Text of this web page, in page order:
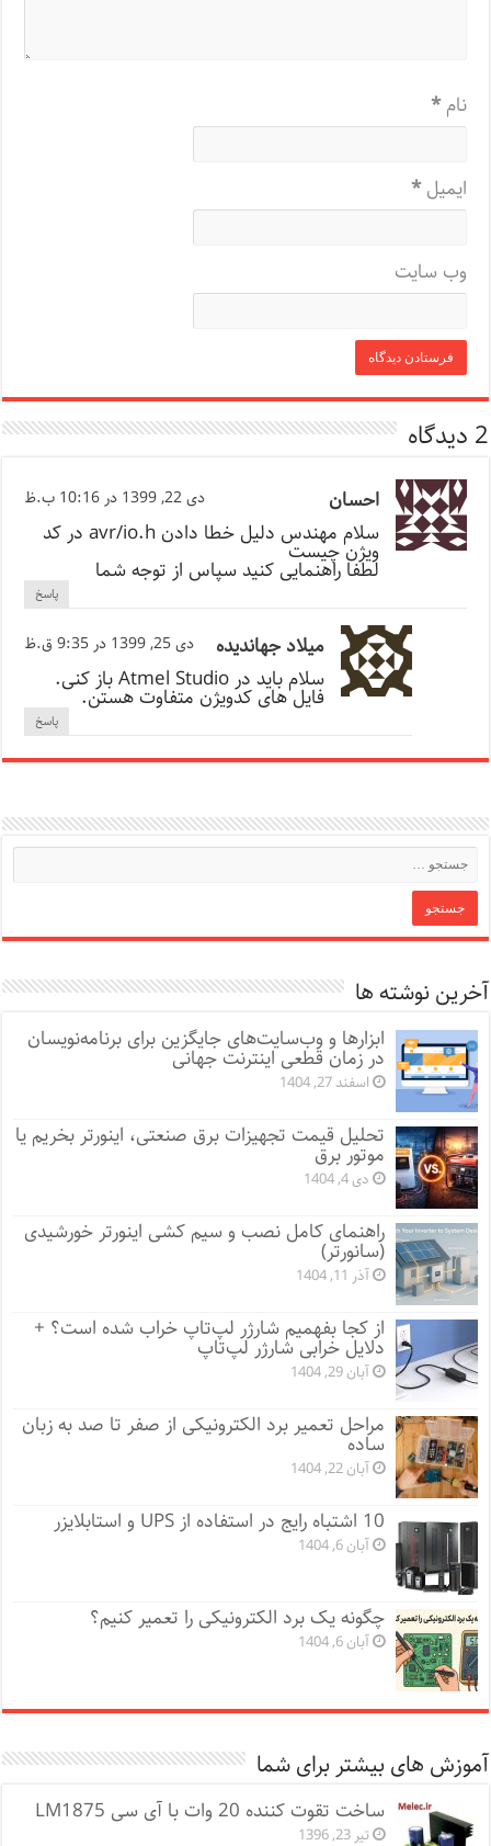
نام*
ایمیل*
وب‌ سایت
2 دیدگاه
احسان دی 22, 1399 در 10:16 ب.ظ
سلام مهندس دلیل خطا دادن avr/io.h در کد
ویژن چیست
لطفا راهنمایی کنید سپاس از توجه شما
پاسخ
میلاد جهاندیده دی 25, 1399 در 9:35 ق.ظ
سلام باید در Atmel Studio باز کنی.
فایل های کدویژن متفاوت هستن.
پاسخ
آخرین نوشته ها
ابزارها و وب‌سایت‌های جایگزین برای برنامه‌نویسان
در زمان قطعی اینترنت جهانی
اسفند 27, 1404
تحلیل قیمت تجهیزات برق صنعتی، اینورتر بخریم یا
موتور برق
دی 4, 1404
راهنمای کامل نصب و سیم کشی اینورتر خورشیدی
(سانورتر)
آذر 11, 1404
از کجا بفهمیم شارژر لپ‌تاپ خراب شده است؟ +
دلایل خرابی شارژر لپ‌تاپ
آبان 29, 1404
مراحل تعمیر برد الکترونیکی از صفر تا صد به زبان
ساده
آبان 22, 1404
10 اشتباه رایج در استفاده از UPS و استابلایزر
آبان 6, 1404
چگونه یک برد الکترونیکی را تعمیر کنیم؟
آبان 6, 1404
آموزش های بیشتر برای شما
ساخت تقوت کننده 20 وات با آی سی LM1875
تیر 23, 1396